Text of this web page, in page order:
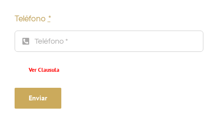
Teléfono *
Ver Clausula
Enviar